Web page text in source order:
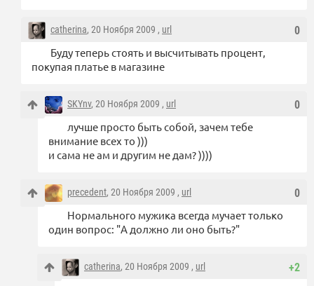
0
catherina, 20 Ноября 2009 , url
Буду теперь стоять и высчитывать процент,
покупая платье в магазине
0
SKYnv, 20 Ноября 2009 , url
лучше просто быть собой, зачем тебе
внимание всех то )))
и сама не ам и другим не дам? ))))
0
precedent, 20 Ноября 2009 , url
Нормального мужика всегда мучает только
один вопрос: "А должно ли оно быть?"
+2
catherina, 20 Ноября 2009 , url